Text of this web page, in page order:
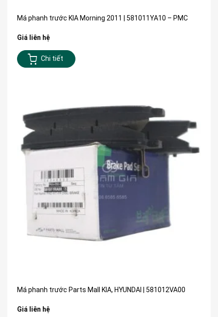
Má phanh trước KIA Morning 2011 | 581011YA10 – PMC
Giá liên hệ
Chi tiết
Má phanh trước Parts Mall KIA, HYUNDAI | 581012VA00
Giá liên hệ